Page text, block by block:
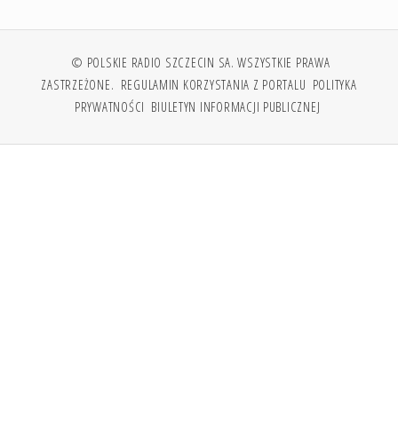
© POLSKIE RADIO SZCZECIN SA. WSZYSTKIE PRAWA
ZASTRZEŻONE. REGULAMIN KORZYSTANIA Z PORTALU POLITYKA
PRYWATNOŚCI BIULETYN INFORMACJI PUBLICZNEJ